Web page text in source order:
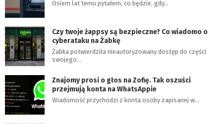
Osiem lat temu pytałem, co będzie, gdy…
Czy twoje żappsy są bezpieczne? Co wiadomo o
cyberataku na Żabkę
Żabka potwierdziła nieautoryzowany dostęp do części
swojego…
Znajomy prosi o głos na Zofię. Tak oszuści
przejmują konta na WhatsAppie
Wiadomość przychodzi z konta osoby zapisanej w…